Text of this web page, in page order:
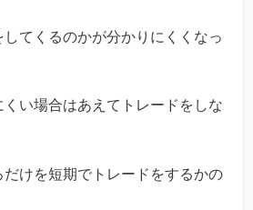
てくるのかが分かりにくくなっ
い場合はあえてトレードをしな
けを短期でトレードをするかの